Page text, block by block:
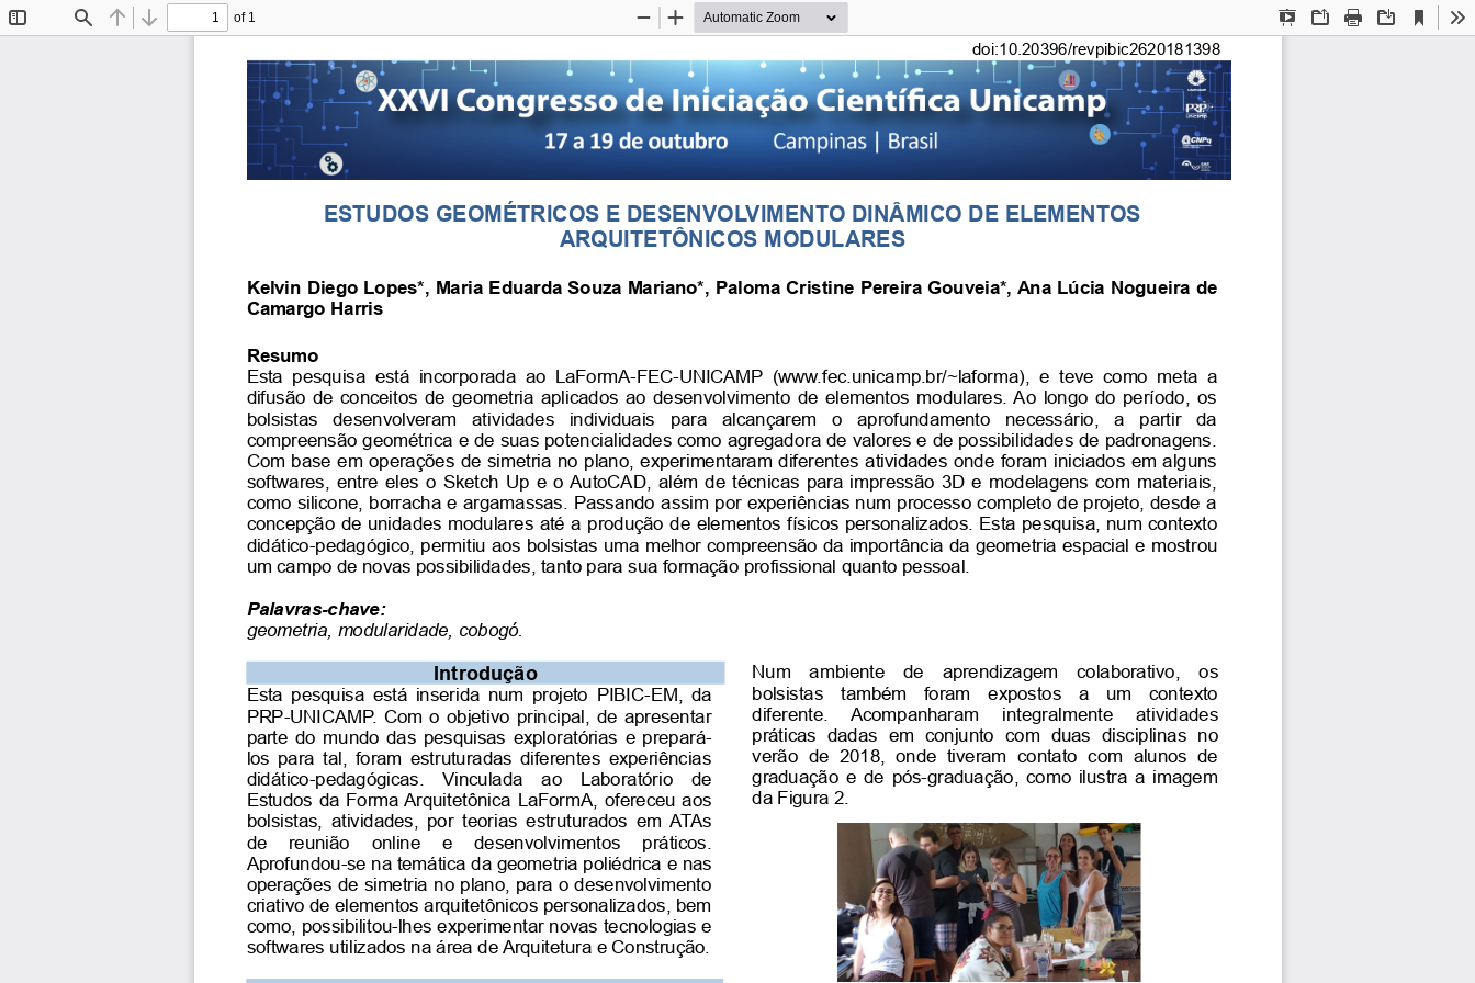
Find Previous
Next
of 1
Presentation
OpenPrint Download
Current
View
Zoom
Zoom
ESTUDOS GEOMÉTRICOS E DESENVOLVIMENTO DINÂMICO DE ELEMENTOS
ARQUITETÔNICOS MODULARES
Kelvin Diego Lopes*, Maria Eduarda Souza Mariano*, Paloma Cristine Pereira Gouveia*, Ana Lúcia Nogueira de
Camargo Harris
Resumo
Esta pesquisa está incorporada ao LaFormA-FEC-UNICAMP (www.fec.unicamp.br/~laforma), e teve como meta a
difusão de conceitos de geometria aplicados ao desenvolvimento de elementos modulares. Ao longo do período, os
bolsistas   desenvolveram   atividades   individuais   para   alcançarem   o   aprofundamento   necessário,   a   partir   da
compreensão geométrica e de suas potencialidades como agregadora de valores e de possibilidades de padronagens.
Com base em operações de simetria no plano, experimentaram diferentes atividades onde foram iniciados em alguns
softwares, entre eles o Sketch Up e o AutoCAD, além de técnicas para impressão 3D e modelagens com materiais,
como silicone, borracha e argamassas. Passando assim por experiências num processo completo de projeto, desde a
concepção de unidades modulares até a produção de elementos físicos personalizados. Esta pesquisa, num contexto
didático-pedagógico, permitiu aos bolsistas uma melhor compreensão da importância da geometria espacial e mostrou
um campo de novas possibilidades, tanto para sua formação profissional quanto pessoal.
Palavras-chave:
geometria, modularidade, cobogó.
Introdução
Esta pesquisa está inserida num projeto PIBIC-EM, da
PRP-UNICAMP. Com o objetivo principal, de apresentar
parte do mundo das pesquisas exploratórias e prepará-
los para tal, foram estruturadas diferentes experiências
didático-pedagógicas.   Vinculada   ao   Laboratório   de
Estudos da Forma Arquitetônica LaFormA, ofereceu aos
bolsistas, atividades, por teorias estruturados em ATAs
de   reunião   online   e   desenvolvimentos   práticos.
Aprofundou-se na temática da geometria poliédrica e nas
operações de simetria no plano, para o desenvolvimento
criativo de elementos arquitetônicos personalizados, bem
como, possibilitou-lhes experimentar novas tecnologias e
softwares utilizados na área de Arquitetura e Construção.
Num   ambiente   de   aprendizagem   colaborativo,   os
bolsistas   também   foram   expostos   a   um   contexto
diferente.   Acompanharam   integralmente   atividades
práticas   dadas   em  conjunto   com   duas   disciplinas  no
verão de 2018, onde tiveram contato com alunos de
graduação e de pós-graduação, como ilustra a imagem
da Figura 2.
doi:10.20396/revpibic2620181398